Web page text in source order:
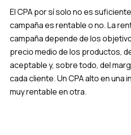
El CPA por sí solo no es
campaña es rentable o no. La
campaña depende de los
precio medio de los productos,
aceptable y, sobre todo, del
cada cliente. Un CPA alto en una
muy rentable en otra.